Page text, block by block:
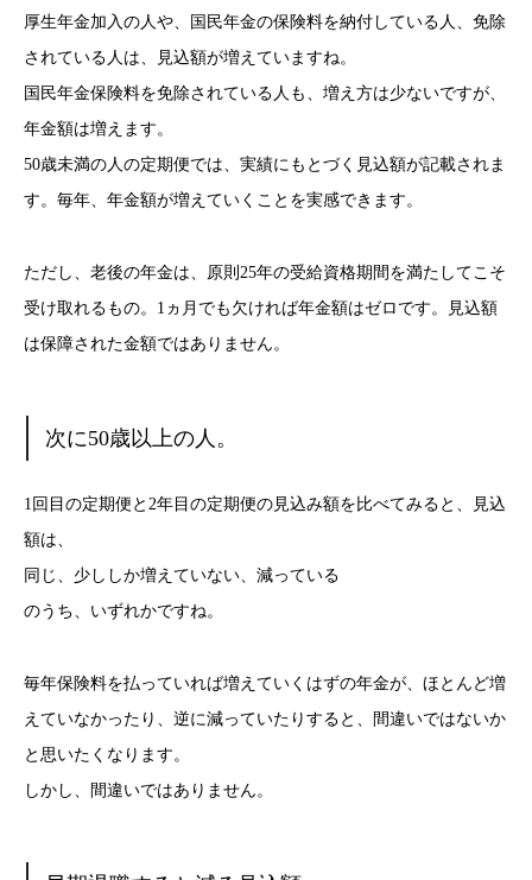
厚生年金加入の人や、国民年金の保険料を納付している人、免除
されている人は、見込額が増えていますね。
国民年金保険料を免除されている人も、増え方は少ないですが、
年金額は増えます。
50歳未満の人の定期便では、実績にもとづく見込額が記載されま
す。毎年、年金額が増えていくことを実感できます。
ただし、老後の年金は、原則25年の受給資格期間を満たしてこそ
受け取れるもの。1ヵ月でも欠ければ年金額はゼロです。見込額
は保障された金額ではありません。
次に50歳以上の人。
1回目の定期便と2年目の定期便の見込み額を比べてみると、見込
額は、
同じ、少ししか増えていない、減っている
のうち、いずれかですね。
毎年保険料を払っていれば増えていくはずの年金が、ほとんど増
えていなかったり、逆に減っていたりすると、間違いではないか
と思いたくなります。
しかし、間違いではありません。